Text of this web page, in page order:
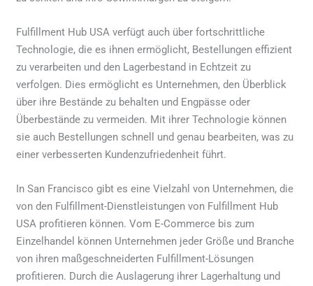
Fulfillment Hub USA verfügt auch über fortschrittliche
Technologie, die es ihnen ermöglicht, Bestellungen effizient
zu verarbeiten und den Lagerbestand in Echtzeit zu
verfolgen. Dies ermöglicht es Unternehmen, den Überblick
über ihre Bestände zu behalten und Engpässe oder
Überbestände zu vermeiden. Mit ihrer Technologie können
sie auch Bestellungen schnell und genau bearbeiten, was zu
einer verbesserten Kundenzufriedenheit führt.
In San Francisco gibt es eine Vielzahl von Unternehmen, die
von den Fulfillment-Dienstleistungen von Fulfillment Hub
USA profitieren können. Vom E-Commerce bis zum
Einzelhandel können Unternehmen jeder Größe und Branche
von ihren maßgeschneiderten Fulfillment-Lösungen
profitieren. Durch die Auslagerung ihrer Lagerhaltung und